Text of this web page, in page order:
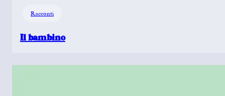
Racconti
Il bambino